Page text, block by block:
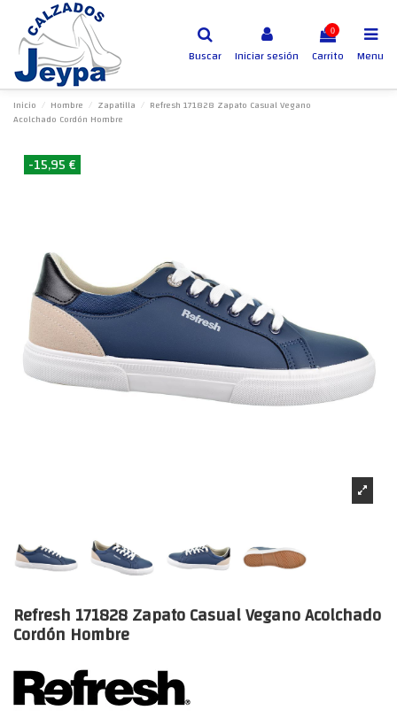
Buscar Iniciar sesión
0
Carrito Menu
Inicio Hombre Zapatilla
Refresh 171828 Zapato Casual Vegano
Acolchado Cordón Hombre
-15,95 €
Refresh 171828 Zapato Casual Vegano Acolchado
Cordón Hombre